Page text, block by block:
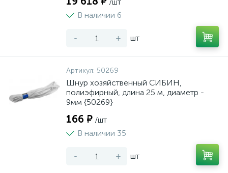
В наличии 6
- + шт
Артикул: 50269
Шнур хозяйственный СИБИН,
полиэфирный, длина 25 м, диаметр -
9мм {50269}
166 ₽ /шт
В наличии 35
- + шт